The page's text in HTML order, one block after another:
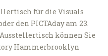
für die Visuals
den PICTAday am 23.
können Sie
Hammerbrooklyn